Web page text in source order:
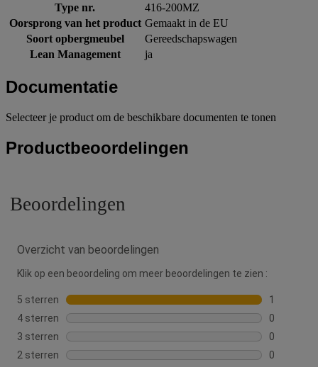
Type nr.
416-200MZ
Oorsprong van het product Gemaakt in de EU
Soort opbergmeubel
Gereedschapswagen
Lean Management
ja
Documentatie
Selecteer je product om de beschikbare documenten te tonen
Productbeoordelingen